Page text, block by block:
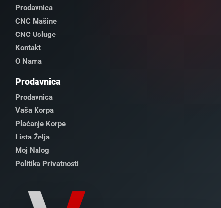
Prodavnica
CNC Mašine
CNC Usluge
Kontakt
O Nama
Prodavnica
Prodavnica
Vaša Korpa
Plaćanje Korpe
Lista Želja
Moj Nalog
Politika Privatnosti